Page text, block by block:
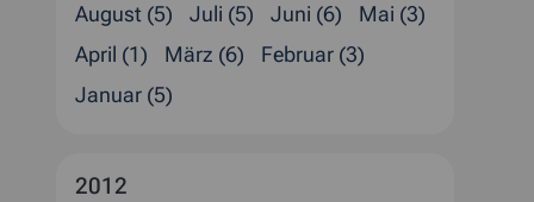
August (5)
Juli (5) Juni (6)
Mai (3)
April (1)
März (6)
Februar (3)
Januar (5)
2012